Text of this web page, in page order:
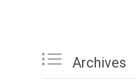
 Archives